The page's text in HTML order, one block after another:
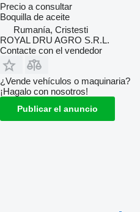
Precio a consultar
Boquilla de aceite
Rumanía, Cristesti
ROYAL DRU AGRO S.R.L.
Contacte con el vendedor
¿Vende vehículos o maquinaria?
¡Hagalo con nosotros!
Publicar el anuncio